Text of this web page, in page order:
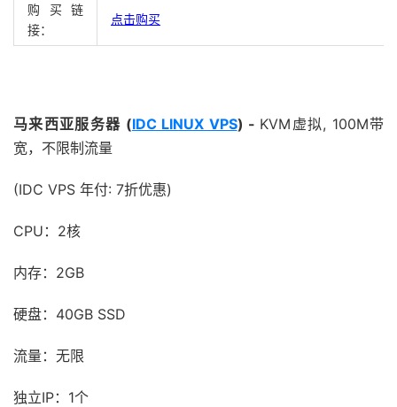
购买链
接：
点击购买
马来西亚服务器 (IDC LINUX VPS) - KVM虚拟, 100M带
宽，不限制流量
(IDC VPS 年付: 7折优惠)
CPU：2核
内存：2GB
硬盘：40GB SSD
流量：无限
独立IP：1个